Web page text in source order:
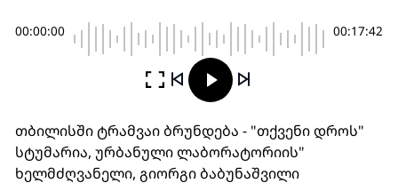
00:00:00 00:17:42
თბილისში ტრამვაი ბრუნდება - "თქვენი დროს"
სტუმარია, ურბანული ლაბორატორიის"
ხელმძღვანელი, გიორგი ბაბუნაშვილი